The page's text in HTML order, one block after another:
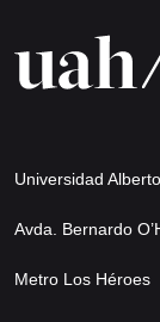
Universidad
Avda. Bernardo
Metro Los Héroes